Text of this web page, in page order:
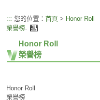
::: 您的位置： 首頁 > Honor Roll
榮譽榜.
Honor Roll
榮譽榜
Honor Roll
榮譽榜